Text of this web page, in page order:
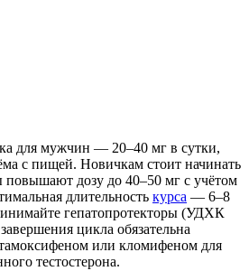
для мужчин — 20–40 мг в сутки,
с пищей. Новичкам стоит начинать
повышают дозу до 40–50 мг с учётом
длительность курса — 6–8
гепатопротекторы (УДХК
цикла обязательна
или кломифеном для
тестостерона.